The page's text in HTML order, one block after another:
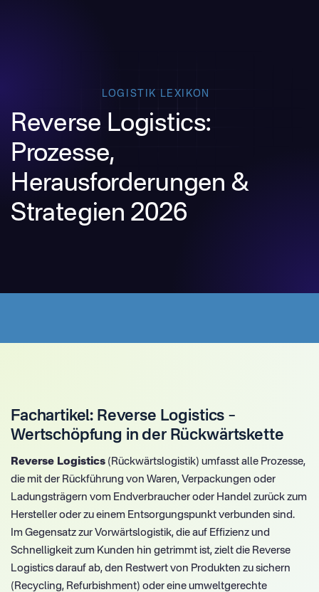
LOGISTIK LEXIKON
Reverse Logistics:
Prozesse,
Herausforderungen &
Strategien 2026
Fachartikel: Reverse Logistics –
Wertschöpfung in der Rückwärtskette
Reverse Logistics (Rückwärtslogistik) umfasst alle Prozesse,
die mit der Rückführung von Waren, Verpackungen oder
Ladungsträgern vom Endverbraucher oder Handel zurück zum
Hersteller oder zu einem Entsorgungspunkt verbunden sind.
Im Gegensatz zur Vorwärtslogistik, die auf Effizienz und
Schnelligkeit zum Kunden hin getrimmt ist, zielt die Reverse
Logistics darauf ab, den Restwert von Produkten zu sichern
(Recycling, Refurbishment) oder eine umweltgerechte